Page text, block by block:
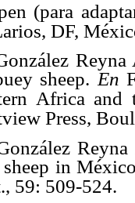
(para
DF,
sheep. En
Africa and
Press,
in
59: 509-524.